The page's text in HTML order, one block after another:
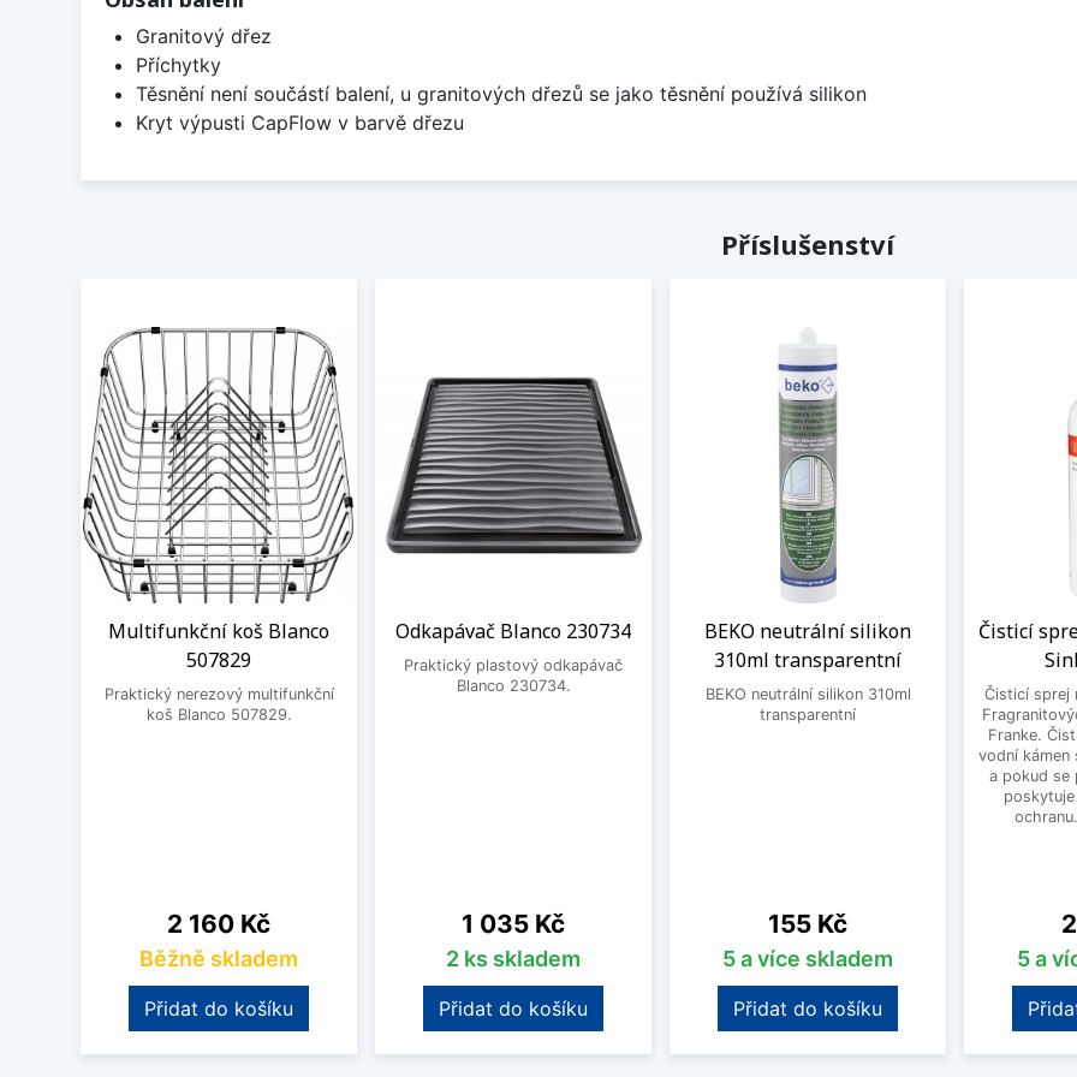
Granitový dřez
Příchytky
Těsnění není součástí balení, u granitových dřezů se jako těsnění používá silikon
Kryt výpusti CapFlow v barvě dřezu
Příslušenství
Multifunkční koš Blanco
507829
Praktický nerezový multifunkční
koš Blanco 507829.
Cena
2 160 Kč
Běžně skladem
Přidat do košíku
Odkapávač Blanco 230734
Praktický plastový odkapávač
Blanco 230734.
Cena
1 035 Kč
2 ks skladem
Přidat do košíku
BEKO neutrální silikon
310ml transparentní
BEKO neutrální silikon 310ml
transparentní
Cena
155 Kč
5 a více skladem
Přidat do košíku
Čisticí
Čisticí sprej
Franke.
vodní kámen
a pokud se
5 a